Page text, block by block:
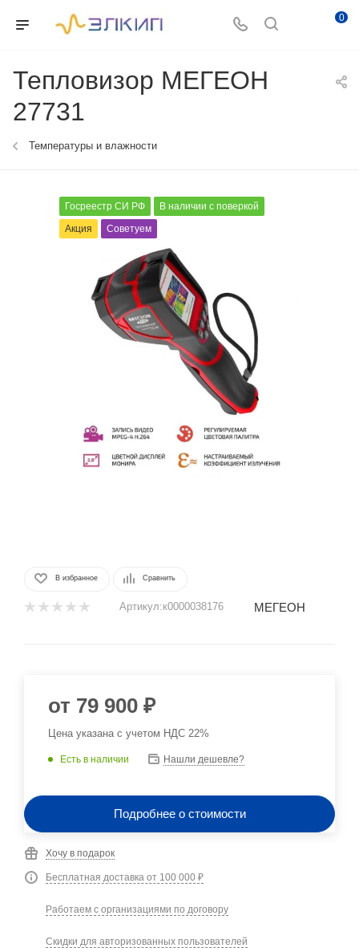
0
Тепловизор МЕГЕОН
27731
Температуры и влажности
Госреестр СИ РФ
В наличии с поверкой
Акция
Советуем
В избранное Сравнить
Артикул:к0000038176 МЕГЕОН
от 79 900 ₽
Цена указана с учетом НДС 22%
Есть в наличии Нашли дешевле?
Подробнее о стоимости
Хочу в подарок
Бесплатная доставка от 100 000 ₽
Работаем с организациями по договору
Скидки для авторизованных пользователей